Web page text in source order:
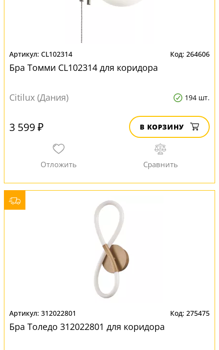
CL102314 264606
Бра Томми CL102314 для коридора
Citilux (Дания) 194 шт.
3 599 ₽ В КОРЗИНУ
312022801 275475
Бра Толедо 312022801 для коридора